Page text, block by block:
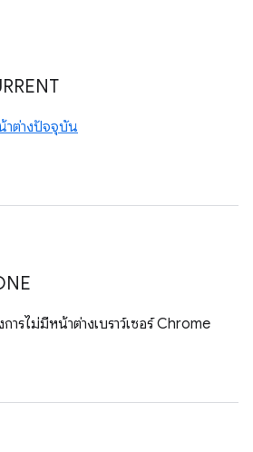
าต่างปัจจุบัน
รไม่มีหน้าต่างเบราว์เซอร์ Chrome